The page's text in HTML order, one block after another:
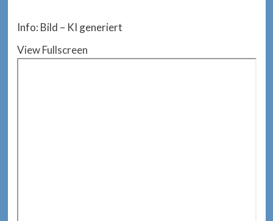
Info: Bild – KI generiert
View Fullscreen